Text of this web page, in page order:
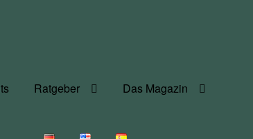
Ratgeber Das Magazin